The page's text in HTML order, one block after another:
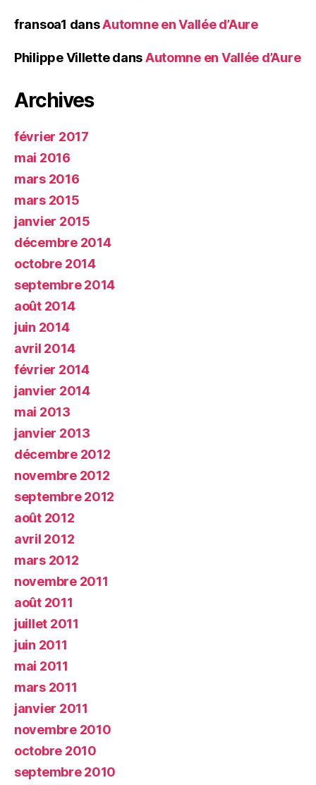
fransoa1 dansAutomne en Vallée d’Aure
Philippe VillettedansAutomne en Vallée d’Aure
Archives
février 2017
mai 2016
mars 2016
mars 2015
janvier 2015
décembre 2014
octobre 2014
septembre 2014
août 2014
juin 2014
avril 2014
février 2014
janvier 2014
mai 2013
janvier 2013
décembre 2012
novembre 2012
septembre 2012
août 2012
avril 2012
mars 2012
novembre 2011
août 2011
juillet 2011
juin 2011
mai 2011
mars 2011
janvier 2011
novembre 2010
octobre 2010
septembre 2010